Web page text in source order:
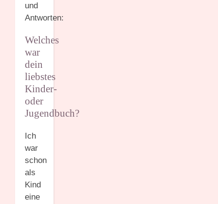
und
Antworten:
Welches
war
dein
liebstes
Kinder-
oder
Jugendbuch?
Ich
war
schon
als
Kind
eine